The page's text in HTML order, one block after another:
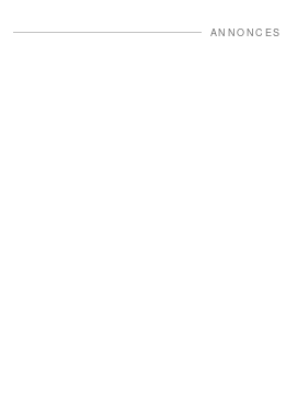
ANNONCES